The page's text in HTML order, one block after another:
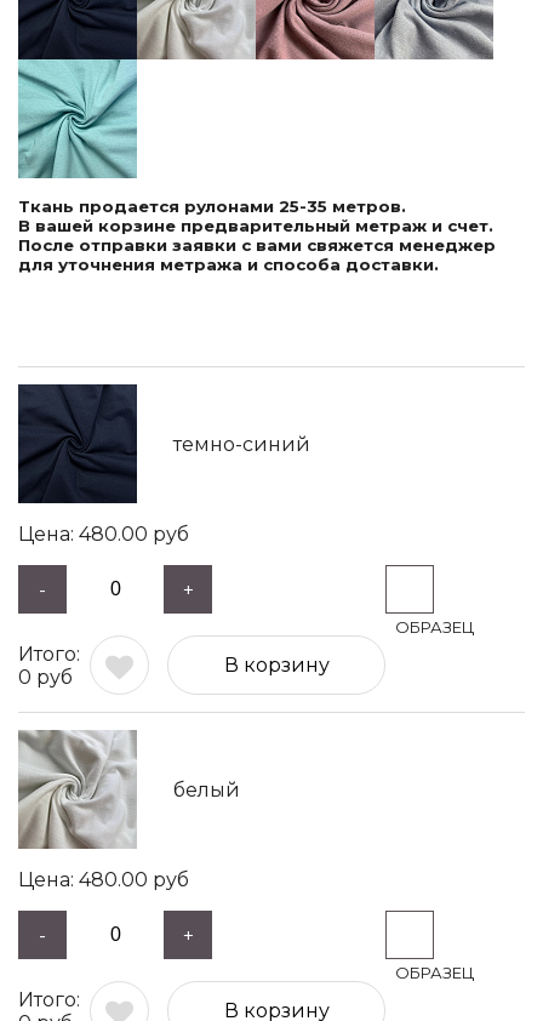
Ткань продается рулонами 25-35 метров.
В вашей корзине предварительный метраж и счет.
После отправки заявки с вами свяжется менеджер
для уточнения метража и способа доставки.
темно-синий
480.00 руб
- +
0 руб
В корзину
белый
480.00 руб
- +
В корзину